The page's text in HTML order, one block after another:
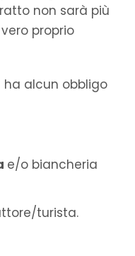
non sarà più
proprio
ha alcun obbligo
e/o biancheria
turista.